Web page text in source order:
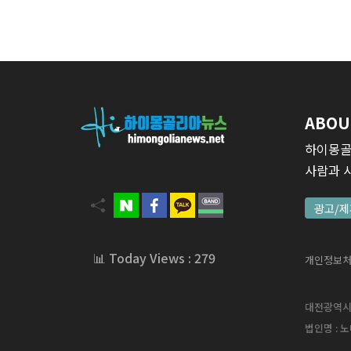
📊 Today Views : 279
하이몽
사람과
광고/
개인정보
대전광역
법인명 :